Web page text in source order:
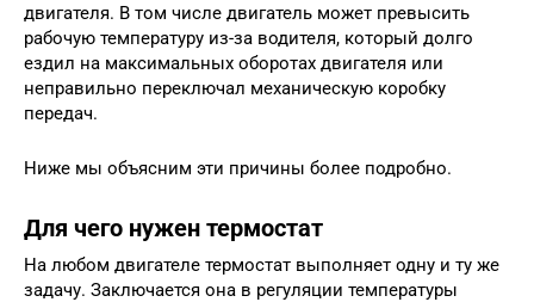
двигателя. В том числе двигатель может превысить
рабочую температуру из-за водителя, который долго
ездил на максимальных оборотах двигателя или
неправильно переключал механическую коробку
передач.
Ниже мы объясним эти причины более подробно.
Для чего нужен термостат
На любом двигателе термостат выполняет одну и ту же
задачу. Заключается она в регуляции температуры